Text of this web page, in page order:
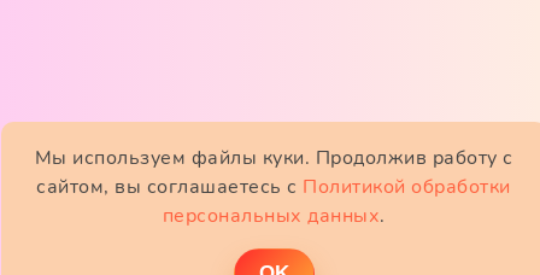
Мы используем файлы куки. Продолжив работу с
сайтом, вы соглашаетесь с Политикой обработки
персональных данных.